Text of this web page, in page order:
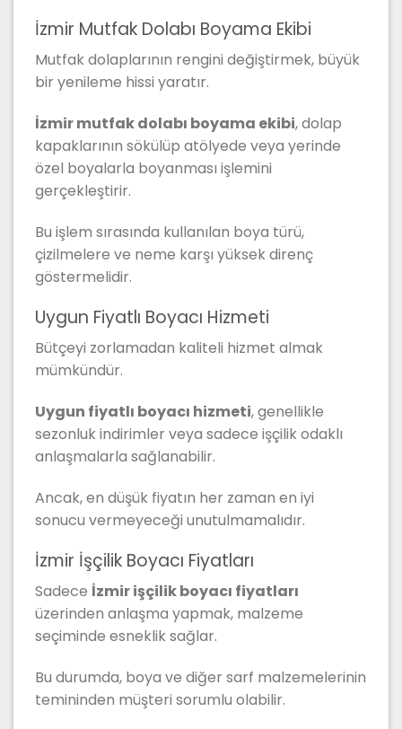
İzmir Mutfak Dolabı Boyama Ekibi
Mutfak dolaplarının rengini değiştirmek, büyük
bir yenileme hissi yaratır.
İzmir mutfak dolabı boyama ekibi, dolap
kapaklarının sökülüp atölyede veya yerinde
özel boyalarla boyanması işlemini
gerçekleştirir.
Bu işlem sırasında kullanılan boya türü,
çizilmelere ve neme karşı yüksek direnç
göstermelidir.
Uygun Fiyatlı Boyacı Hizmeti
Bütçeyi zorlamadan kaliteli hizmet almak
mümkündür.
Uygun fiyatlı boyacı hizmeti, genellikle
sezonluk indirimler veya sadece işçilik odaklı
anlaşmalarla sağlanabilir.
Ancak, en düşük fiyatın her zaman en iyi
sonucu vermeyeceği unutulmamalıdır.
İzmir İşçilik Boyacı Fiyatları
Sadece İzmir işçilik boyacı fiyatları
üzerinden anlaşma yapmak, malzeme
seçiminde esneklik sağlar.
Bu durumda, boya ve diğer sarf malzemelerinin
temininden müşteri sorumlu olabilir.